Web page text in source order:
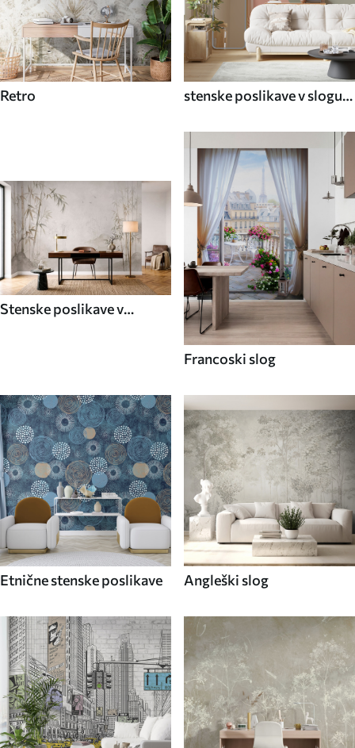
Retro
stenske poslikave v slogu
Stenske poslikave v
Francoski slog
Etnične stenske poslikave Angleški slog